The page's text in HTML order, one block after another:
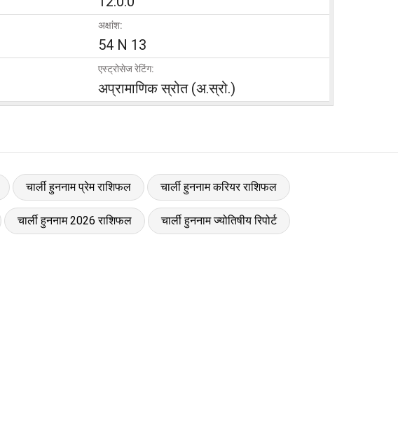
अक्षांश:
54 N 13
एस्ट्रोसेज रेटिंग:
अप्रामाणिक स्रोत (अ.स्रो.)
चार्ली हुननाम प्रेम राशिफल चार्ली हुननाम करियर राशिफल
चार्ली हुननाम 2026 राशिफल चार्ली हुननाम ज्योतिषीय रिपोर्ट